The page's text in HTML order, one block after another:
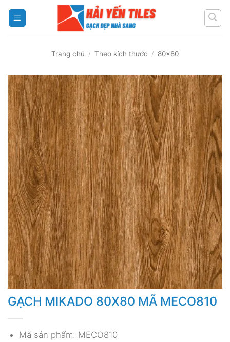
Trang chủ / Theo kích thước / 80x80
GẠCH MIKADO 80X80 MÃ MECO810
Mã sản phẩm: MECO810